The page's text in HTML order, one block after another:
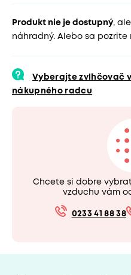
Produkt nie je dostupný,
náhradný. Alebo sa pozrite
Vyberajte zvlhčovač
nákupného radcu
Chcete si dobre
vzduchu vám
0233 41 88 38